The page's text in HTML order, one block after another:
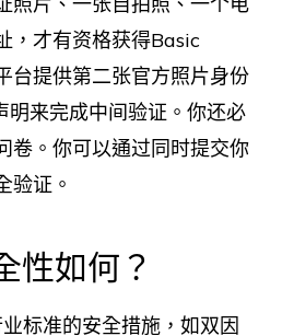
，才有资格获得Basic
台提供第二张官方照片身份
明来完成中间验证。你还必
卷。你可以通过同时提交你
验证。
性如何？
标准的安全措施，如双因